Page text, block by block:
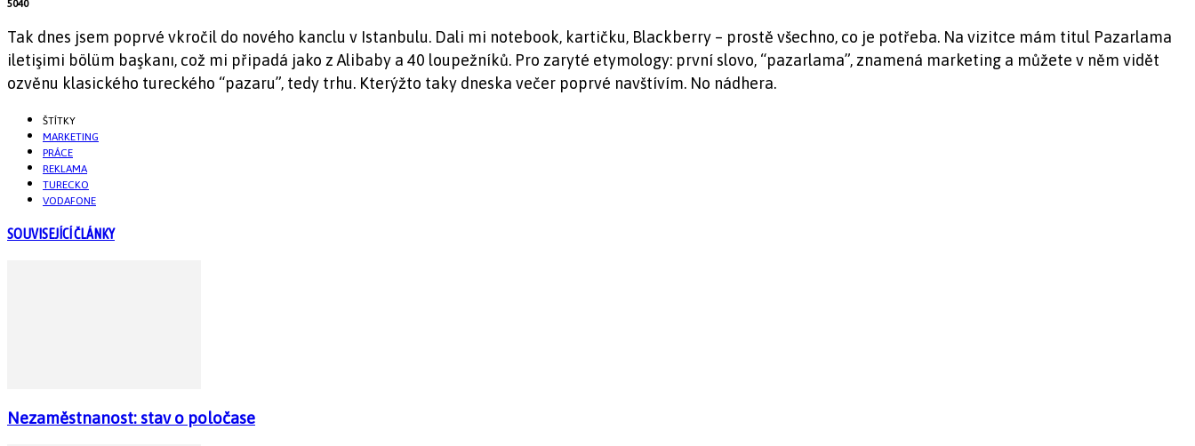
5040
Tak dnes jsem poprvé vkročil do nového kanclu v Istanbulu. Dali mi notebook, kartičku, Blackberry – prostě všechno, co je potřeba. Na vizitce mám titul Pazarlama
iletişimi bölüm başkanı, což mi připadá jako z Alibaby a 40 loupežníků. Pro zaryté etymology: první slovo, “pazarlama”, znamená marketing a můžete v něm vidět
ozvěnu klasického tureckého “pazaru”, tedy trhu. Kterýžto taky dneska večer poprvé navštívím. No nádhera.
ŠTÍTKY
MARKETING
PRÁCE
REKLAMA
TURECKO
VODAFONE
SOUVISEJÍCÍ ČLÁNKY
Nezaměstnanost: stav o poločase